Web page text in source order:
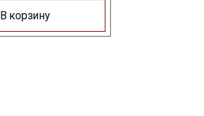
В корзину